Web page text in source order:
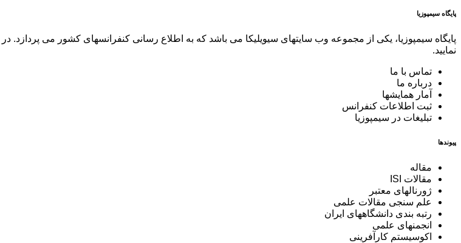
پایگاه سیمپوزیا
پایگاه سیمپوزیا، یکی از مجموعه وب سایتهای سیویلیکا می باشد که به اطلاع رسانی کنفرانسهای کشور می پردازد.
نمایید.
تماس با ما
درباره ما
آمار همایشها
ثبت اطلاعات کنفرانس
تبلیغات در سیمپوزیا
پیوندها
مقاله
مقالات ISI
ژورنالهای معتبر
علم سنجی مقالات علمی
رتبه بندی دانشگاههای ایران
انجمنهای علمی
اکوسیستم کارآفرینی